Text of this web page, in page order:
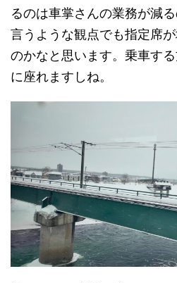
るのは車掌さんの業務が減
言うような観点でも指定席
のかなと思います。乗車す
に座れますしね。